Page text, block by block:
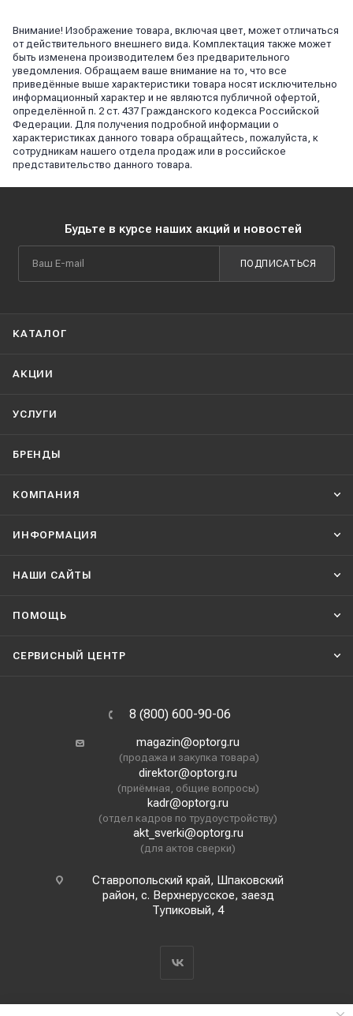
Внимание! Изображение товара, включая цвет, может отличаться
от действительного внешнего вида. Комплектация также может
быть изменена производителем без предварительного
уведомления. Обращаем ваше внимание на то, что все
приведённые выше характеристики товара носят исключительно
информационный характер и не являются публичной офертой,
определённой п. 2 ст. 437 Гражданского кодекса Российской
Федерации. Для получения подробной информации о
характеристиках данного товара обращайтесь, пожалуйста, к
сотрудникам нашего отдела продаж или в российское
представительство данного товара.
Будьте в курсе наших акций и новостей
ПОДПИСАТЬСЯ
КАТАЛОГ
АКЦИИ
УСЛУГИ
БРЕНДЫ
КОМПАНИЯ
ИНФОРМАЦИЯ
НАШИ CАЙТЫ
ПОМОЩЬ
СЕРВИСНЫЙ ЦЕНТР
8 (800) 600-90-06
magazin@optorg.ru
(продажа и закупка товара)
direktor@optorg.ru
(приёмная, общие вопросы)
kadr@optorg.ru
(отдел кадров по трудоустройству)
akt_sverki@optorg.ru
(для актов сверки)
Ставропольский край, Шпаковский
район, с. Верхнерусское, заезд
Тупиковый, 4